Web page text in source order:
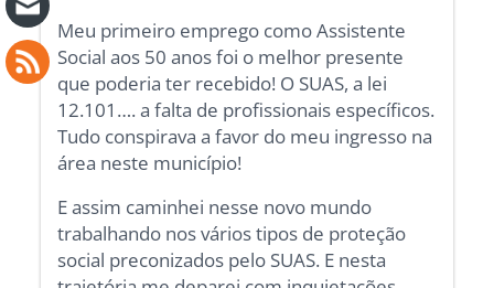
Meu primeiro emprego como Assistente
Social aos 50 anos foi o melhor presente
que poderia ter recebido! O SUAS, a lei
12.101…. a falta de profissionais específicos.
Tudo conspirava a favor do meu ingresso na
área neste município!
E assim caminhei nesse novo mundo
trabalhando nos vários tipos de proteção
social preconizados pelo SUAS. E nesta